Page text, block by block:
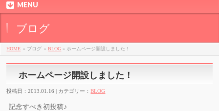
MENU
ブログ
HOME » ブログ »BLOG » ホームページ開設しました！
ホームページ開設しました！
投稿日：2013.01.16 | カテゴリー：BLOG
記念すべき初投稿♪